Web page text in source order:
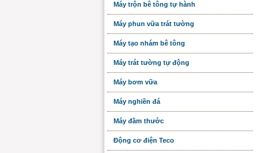
Máy trộn bê tông tự hành
Máy phun vữa trát tường
Máy tạo nhám bê tông
Máy trát tường tự động
Máy bơm vữa
Máy nghiền đá
Máy đầm thước
Động cơ điện Teco